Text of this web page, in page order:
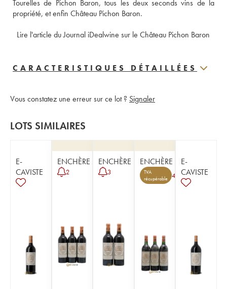
Tourelles de Pichon Baron, tous les deux seconds vins de la
propriété, et enfin Château Pichon Baron.
Lire l'article du Journal iDealwine sur le Château Pichon Baron
CARACTERISTIQUES DÉTAILLÉES
Vous constatez une erreur sur ce lot ? Signaler
LOTS SIMILAIRES
E-
CAVISTE
ENCHÈRE
2
ENCHÈRE
3
ENCHÈRE
TVA
récupérable
4
E-
CAVISTE